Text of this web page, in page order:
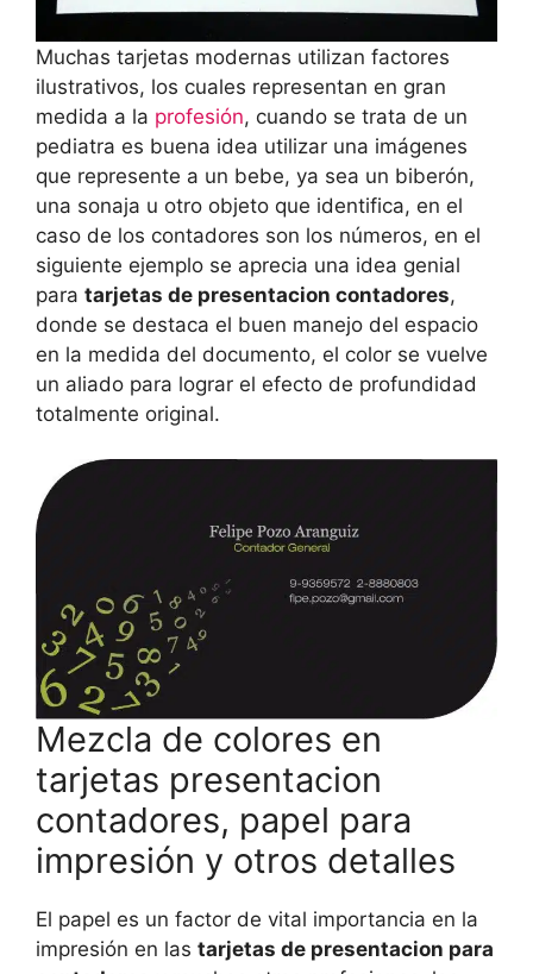
Muchas tarjetas modernas utilizan factores
ilustrativos, los cuales representan en gran
medida a la profesión, cuando se trata de un
pediatra es buena idea utilizar una imágenes
que represente a un bebe, ya sea un biberón,
una sonaja u otro objeto que identifica, en el
caso de los contadores son los números, en el
siguiente ejemplo se aprecia una idea genial
para tarjetas de presentacion contadores,
donde se destaca el buen manejo del espacio
en la medida del documento, el color se vuelve
un aliado para lograr el efecto de profundidad
totalmente original.
Mezcla de colores en
tarjetas presentacion
contadores, papel para
impresión y otros detalles
El papel es un factor de vital importancia en la
impresión en las tarjetas de presentacion para